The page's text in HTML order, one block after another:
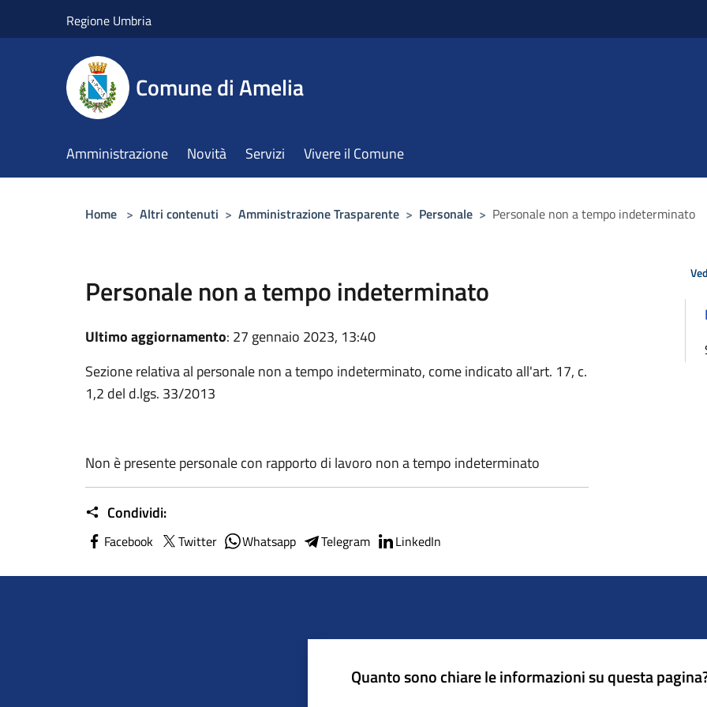
Regione Umbria
Comune di Amelia
Amministrazione Novità Servizi Vivere il Comune
Home > Altri contenuti > Amministrazione Trasparente > Personale > Personale non a tempo indeterminato
Personale non a tempo indeterminato
Ultimo aggiornamento: 27 gennaio 2023, 13:40
Sezione relativa al personale non a tempo indeterminato, come indicato all'art. 17, c.
1,2 del d.lgs. 33/2013
Non è presente personale con rapporto di lavoro non a tempo indeterminato
Condividi:
Facebook Twitter Whatsapp Telegram LinkedIn
Quanto sono chiare le informazioni su questa